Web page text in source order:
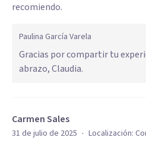
recomiendo.
Paulina García Varela
Gracias por compartir tu
abrazo, Claudia.
Carmen Sales
31 de julio de 2025 · Localización: